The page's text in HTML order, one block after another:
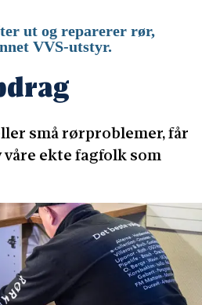
ut og reparerer rør,
VVS-utstyr.
små rørproblemer, får
våre ekte fagfolk som